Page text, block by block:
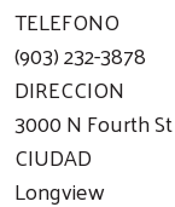
TELEFONO
(903) 232-3878
DIRECCION
3000 N Fourth St
CIUDAD
Longview